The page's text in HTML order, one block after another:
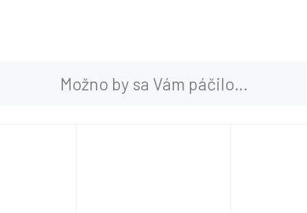
Možno by sa Vám páčilo…